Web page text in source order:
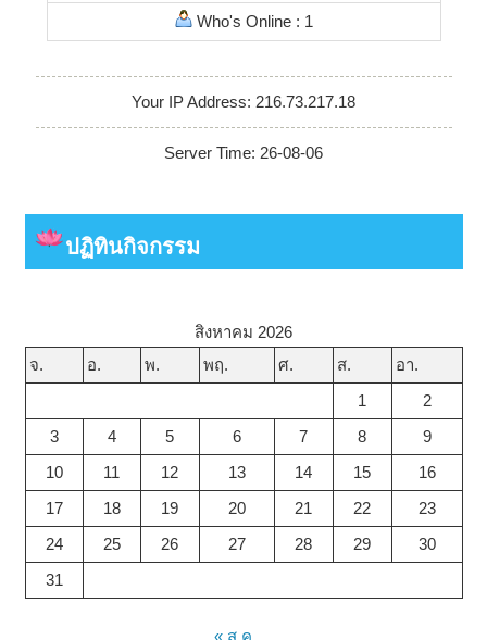
Who's Online : 1
Your IP Address: 216.73.217.18
Server Time: 26-08-06
ปฏิทินกิจกรรม
สิงหาคม 2026
จ.
อ. พ. พฤ. ศ. ส.
อา.
1
2
3
4 5 6 7 8
9
10
11 12 13 14 15
16
17
18 19 20 21 22
23
24
25 26 27 28 29
30
31